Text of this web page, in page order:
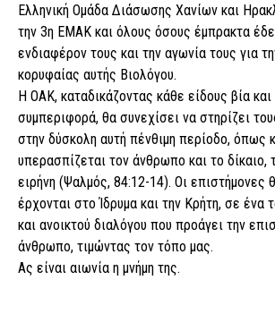
Ελληνική Ομάδα Διάσωσης Χανίων και
την 3η ΕΜΑΚ και όλους όσους έμπρακτα
ενδιαφέρον τους και την αγωνία τους για
κορυφαίας αυτής Βιολόγου.
Η ΟΑΚ, καταδικάζοντας κάθε είδους βία
συμπεριφορά, θα συνεχίσει να στηρίζει
στην δύσκολη αυτή πένθιμη περίοδο, όπως
υπερασπίζεται τον άνθρωπο και το δίκαιο,
ειρήνη (Ψαλμός, 84:12-14). Οι επιστήμονες
έρχονται στο Ίδρυμα και την Κρήτη, σε ένα
και ανοικτού διαλόγου που προάγει την
άνθρωπο, τιμώντας τον τόπο μας.
Ας είναι αιωνία η μνήμη της.